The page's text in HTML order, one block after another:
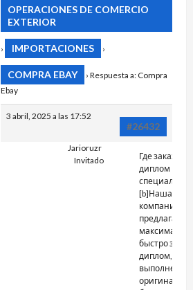
OPERACIONES DE COMERCIO
EXTERIOR
› IMPORTACIONES ›
COMPRA EBAY › Respuesta a: Compra
Ebay
3 abril, 2025 a las 17:52
#26432
Jarioruzr
Invitado
Где заказать
диплом
[b]Наша
компания
предлагает[/
быстро
диплом,
выполнен на